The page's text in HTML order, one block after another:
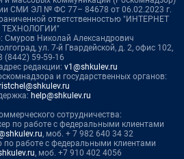
СМИ ЭЛ № ФС 77– 84678 от 06.02.2023 г.
ответственностью "ИНТЕРНЕТ
ТЕХНОЛОГИИ"
Смуров Николай Александрович
ул. 7-й Гвардейской, д. 2, офис 102,
(8442) 59-59-16
редакции: v1@shkulev.ru
и государственных органов:
help@shkulev.ru
сотрудничества:
по работе с федеральными клиентами
, моб. + 7 982 640 34 32
по работе с федеральными клиентами
, моб. +7 910 402 4056